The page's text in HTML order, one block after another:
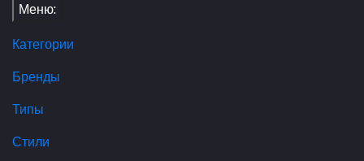
Меню:
Категории
Бренды
Типы
Стили